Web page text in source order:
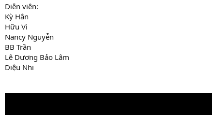
Diễn viên:
Kỳ Hân
Hữu Vi
Nancy Nguyễn
BB Trần
Lê Dương Bảo Lâm
Diệu Nhi